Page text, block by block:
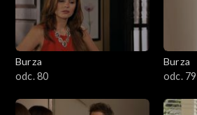
Burza
odc. 80
Burza
odc. 79